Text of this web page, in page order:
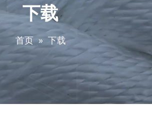
下载
首页 » 下载